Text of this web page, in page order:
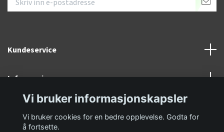
Kundeservice
Informasjon
Sosiale medier
Vi bruker informasjonskapsler
Vi bruker cookies for en bedre opplevelse. Godta for
å fortsette.